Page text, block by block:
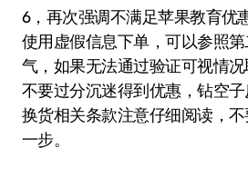
6，再次强调不满足苹果教育优
使用虚假信息下单，可以参照
气，如果无法通过验证可视情况
不要过分沉迷得到优惠，钻空
换货相关条款注意仔细阅读，
一步。